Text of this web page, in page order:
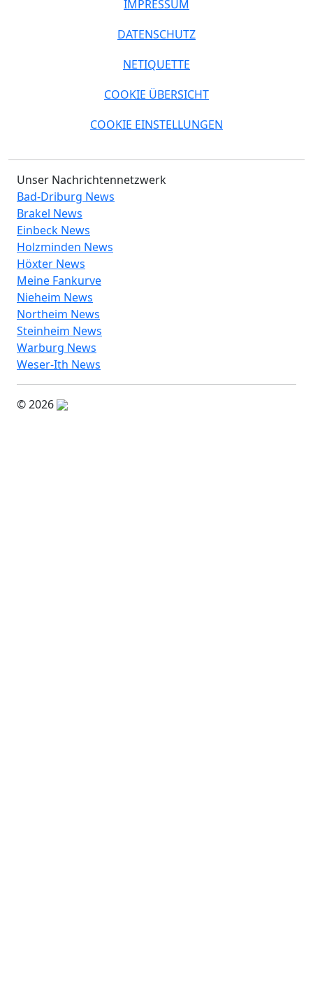
IMPRESSUM
DATENSCHUTZ
NETIQUETTE
COOKIE ÜBERSICHT
COOKIE EINSTELLUNGEN
Unser Nachrichtennetzwerk
Bad-Driburg News
Brakel News
Einbeck News
Holzminden News
Höxter News
Meine Fankurve
Nieheim News
Northeim News
Steinheim News
Warburg News
Weser-Ith News
© 2026